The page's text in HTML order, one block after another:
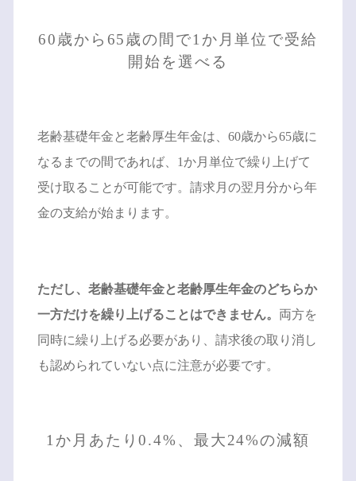
60歳から65歳の間で1か月単位で受給
開始を選べる
老齢基礎年金と老齢厚生年金は、60歳から65歳に
なるまでの間であれば、1か月単位で繰り上げて
受け取ることが可能です。請求月の翌月分から年
金の支給が始まります。
ただし、老齢基礎年金と老齢厚生年金のどちらか
一方だけを繰り上げることはできません。 両方を
同時に繰り上げる必要があり、請求後の取り消し
も認められていない点に注意が必要です。
1か月あたり0.4%、最大24%の減額